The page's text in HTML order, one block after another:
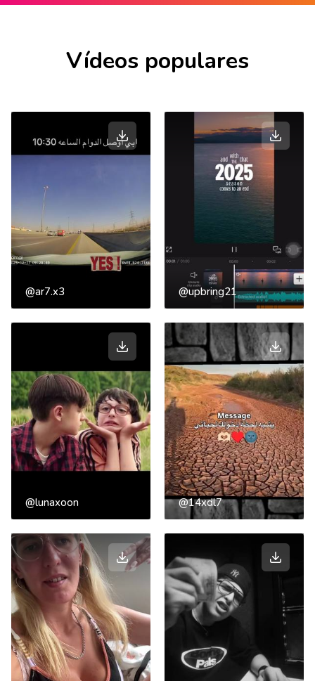
Vídeos populares
@ar7.x3 @upbring21
@lunaxoon @14xdl7